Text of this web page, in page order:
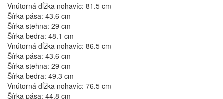
Vnútorná dĺžka nohavíc: 81.5 cm
Šírka pása: 43.6 cm
Šírka stehna: 29 cm
Šírka bedra: 48.1 cm
Vnútorná dĺžka nohavíc: 86.5 cm
Šírka pása: 43.6 cm
Šírka stehna: 29 cm
Šírka bedra: 49.3 cm
Vnútorná dĺžka nohavíc: 76.5 cm
Šírka pása: 44.8 cm